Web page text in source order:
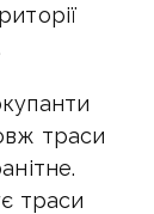
траси
траси